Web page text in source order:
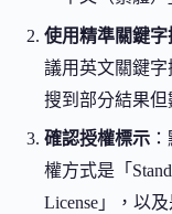
使用精準關鍵字
議用英文關鍵
搜到部分結果但
確認授權標示
權方式是「
License」，以